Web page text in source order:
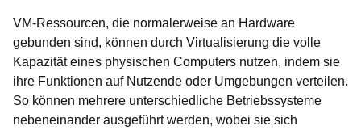
VM-Ressourcen, die normalerweise an Hardware
gebunden sind, können durch Virtualisierung die volle
Kapazität eines physischen Computers nutzen, indem sie
ihre Funktionen auf Nutzende oder Umgebungen verteilen.
So können mehrere unterschiedliche Betriebssysteme
nebeneinander ausgeführt werden, wobei sie sich